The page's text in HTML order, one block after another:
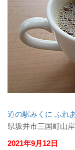
道の駅みくに ふれ
県坂井市三国町山
2021年9月12日